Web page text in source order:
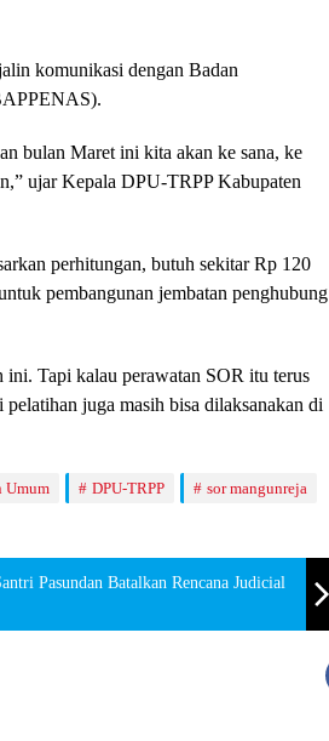
komunikasi dengan Badan
bulan Maret ini kita akan ke sana, ke
ujar Kepala DPU-TRPP Kabupaten
perhitungan, butuh sekitar Rp 120
pembangunan jembatan penghubung
ini. Tapi kalau perawatan SOR itu terus
juga masih bisa dilaksanakan di
Umum DPU-TRPP
sor mangunreja
Pasundan Batalkan Rencana Judicial